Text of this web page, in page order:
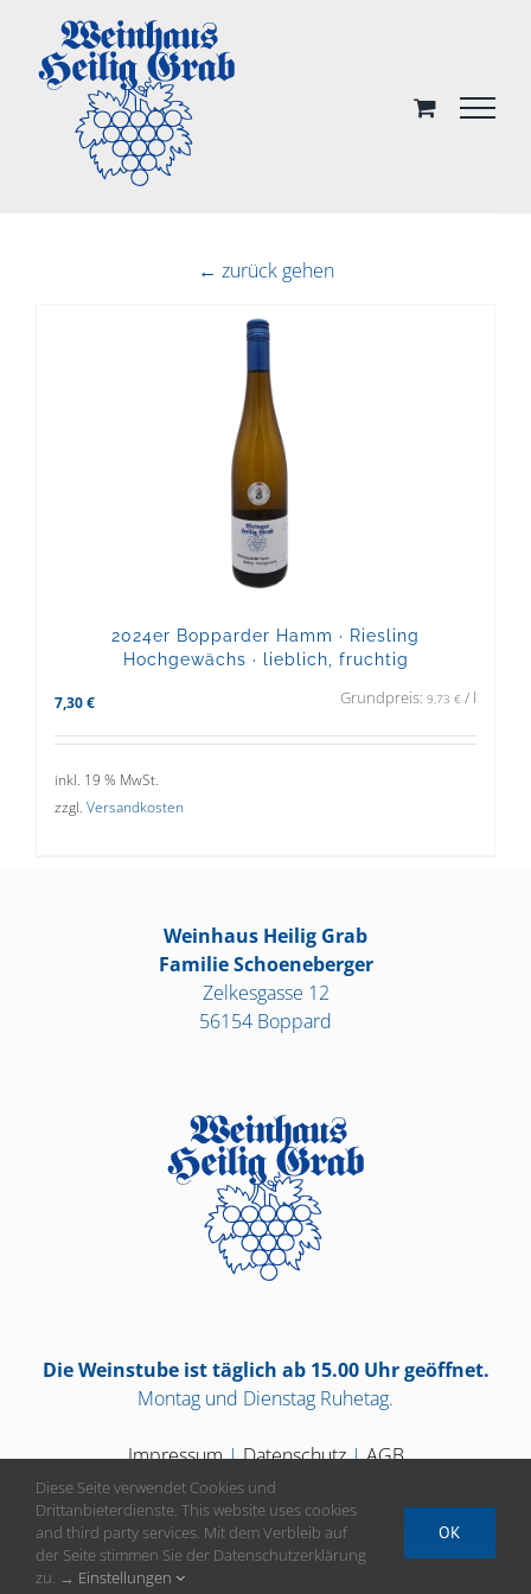
content
← zurück gehen
2024er Bopparder Hamm · Riesling
Hochgewächs · lieblich, fruchtig
7,30 € Grundpreis: 9,73 € / l
inkl. 19 % MwSt.
zzgl. Versandkosten
Weinhaus Heilig Grab
Familie Schoeneberger
Zelkesgasse 12
56154 Boppard
Die Weinstube ist täglich ab 15.00 Uhr geöffnet.
Montag und Dienstag Ruhetag.
Impressum|Datenschutz|AGB
Diese Seite verwendet Cookies und
Drittanbieterdienste. This website uses cookies
and third party services. Mit dem Verbleib auf
der Seite stimmen Sie der Datenschutzerklärung
zu. → Einstellungen
OK